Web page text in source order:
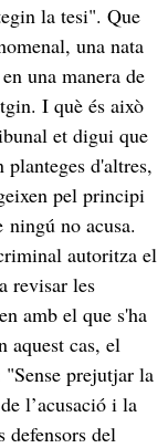
la tesi". Que
una nata
una manera de
I què és això
et digui que
d'altres,
pel principi
no acusa.
autoritza el
revisar les
amb el que s'ha
cas, el
prejutjar la
l’acusació i la
defensors del